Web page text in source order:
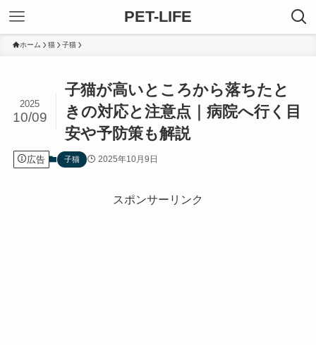
PET-LIFE
ホーム 猫 子猫
子猫が高いところから落ちたと
きの対応と注意点｜病院へ行く目
安や予防策も解説
2025
10/09
広告 子猫 2025年10月9日
スポンサーリンク